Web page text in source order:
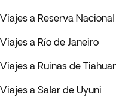
Viajes a Reserva
Viajes a Río de Janeiro
Viajes a Ruinas de
Viajes a Salar de Uyuni